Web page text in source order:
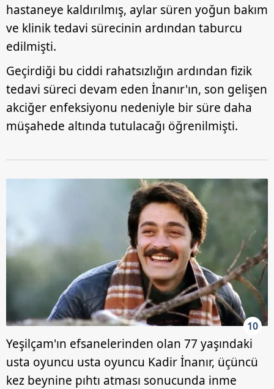
hastaneye kaldırılmış, aylar süren yoğun bakım
ve klinik tedavi sürecinin ardından taburcu
edilmişti.
Geçirdiği bu ciddi rahatsızlığın ardından fizik
tedavi süreci devam eden İnanır'ın, son gelişen
akciğer enfeksiyonu nedeniyle bir süre daha
müşahede altında tutulacağı öğrenilmişti.
10
Yeşilçam'ın efsanelerinden olan 77 yaşındaki
usta oyuncu usta oyuncu Kadir İnanır, üçüncü
kez beynine pıhtı atması sonucunda inme